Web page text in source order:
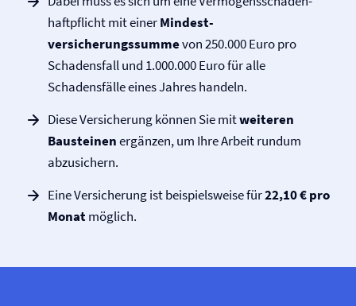
haftpflicht mit einerMindest­
versicherungssummevon 250.000 Euro pro
Schadensfall und 1.000.000 Euro für alle
Schadensfälle eines Jahres handeln.
Diese Versicherung können Sie mitweiteren
Bausteinenergänzen, um Ihre Arbeit rundum
abzusichern.
Eine Versicherung ist beispielsweise für22,10 € pro
Monatmöglich.